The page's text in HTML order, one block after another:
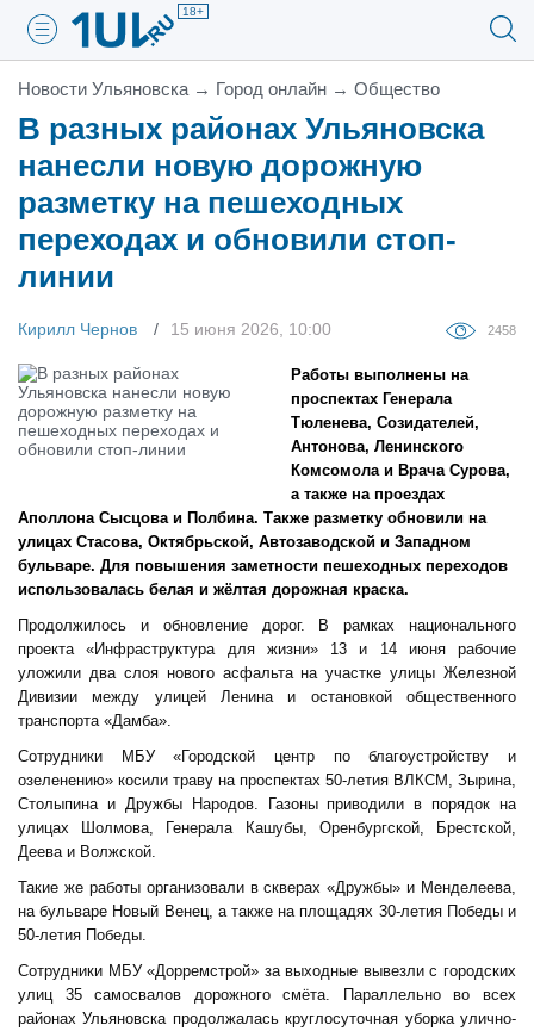
18+
Новости Ульяновска → Город онлайн → Общество
В разных районах Ульяновска
нанесли новую дорожную
разметку на пешеходных
переходах и обновили стоп-
линии
Кирилл Чернов 15 июня 2026, 10:00 2458
Работы выполнены на
проспектах Генерала
Тюленева, Созидателей,
Антонова, Ленинского
Комсомола и Врача Сурова,
а также на проездах
Аполлона Сысцова и Полбина. Также разметку обновили на
улицах Стасова, Октябрьской, Автозаводской и Западном
бульваре. Для повышения заметности пешеходных переходов
использовалась белая и жёлтая дорожная краска.
Продолжилось и обновление дорог. В рамках национального
проекта «Инфраструктура для жизни» 13 и 14 июня рабочие
уложили два слоя нового асфальта на участке улицы Железной
Дивизии между улицей Ленина и остановкой общественного
транспорта «Дамба».
Сотрудники МБУ «Городской центр по благоустройству и
озеленению» косили траву на проспектах 50-летия ВЛКСМ, Зырина,
Столыпина и Дружбы Народов. Газоны приводили в порядок на
улицах Шолмова, Генерала Кашубы, Оренбургской, Брестской,
Деева и Волжской.
Такие же работы организовали в скверах «Дружбы» и Менделеева,
на бульваре Новый Венец, а также на площадях 30-летия Победы и
50-летия Победы.
Сотрудники МБУ «Дорремстрой» за выходные вывезли с городских
улиц 35 самосвалов дорожного смёта. Параллельно во всех
районах Ульяновска продолжалась круглосуточная уборка улично-